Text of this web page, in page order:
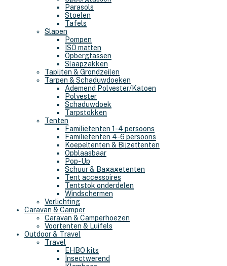
Parasols
Stoelen
Tafels
Slapen
Pompen
ISO matten
Opbergtassen
Slaapzakken
Tapijten & Grondzeilen
Tarpen & Schaduwdoeken
Ademend Polyester/Katoen
Polyester
Schaduwdoek
Tarpstokken
Tenten
Familietenten 1-4 persoons
Familietenten 4-6 persoons
Koepeltenten & Bijzettenten
Opblaasbaar
Pop-Up
Schuur & Bagagetenten
Tent accessoires
Tentstok onderdelen
Windschermen
Verlichting
Caravan & Camper
Caravan & Camperhoezen
Voortenten & Luifels
Outdoor & Travel
Travel
EHBO kits
Insectwerend